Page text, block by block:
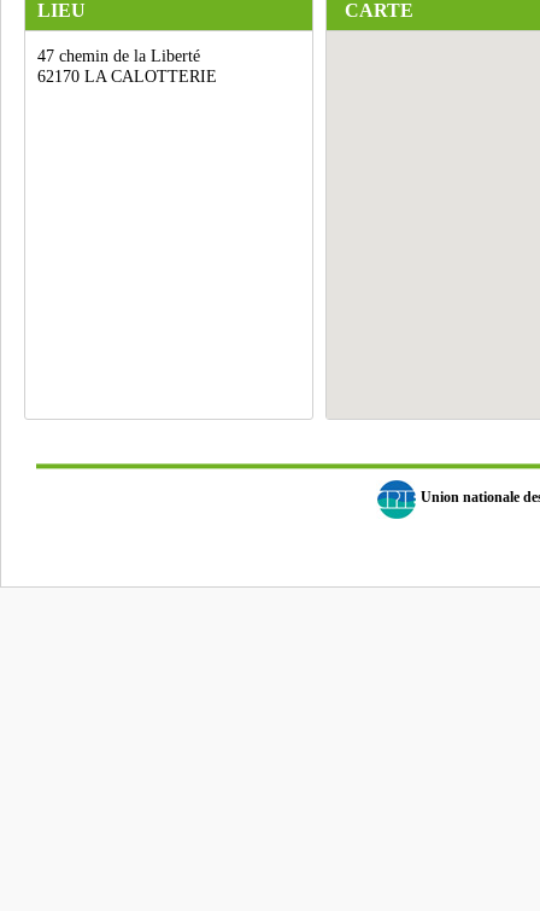
LIEU
47 chemin de la Liberté
62170 LA CALOTTERIE
CARTE
Union nationale